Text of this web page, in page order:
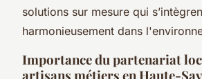
solutions sur mesure qui
harmonieusement dans
Importance du partenariat
artisans métiers en Haute-